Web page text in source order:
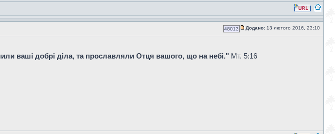
48013 Додано: 13 лютого 2016, 23:10
ваші добрі діла, та прославляли Отця вашого, що на небі." Мт. 5:16